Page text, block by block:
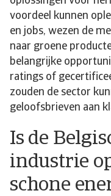
voordeel kunnen
en jobs, wezen de
naar groene
belangrijke
ratings of
zouden de sector
geloofsbrieven aan
Is de
industrie
schone